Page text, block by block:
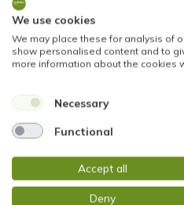
Haus ist voll
Heizungs- und
Genießen Sie den
Blick ins Grüne.
Der Innenbereich
Platzangebot. Die
Raumhöhen
We use cookies
We may place these for analysis of
show personalised content and to
more information about the cookies
Necessary
Functional
Accept all
Deny